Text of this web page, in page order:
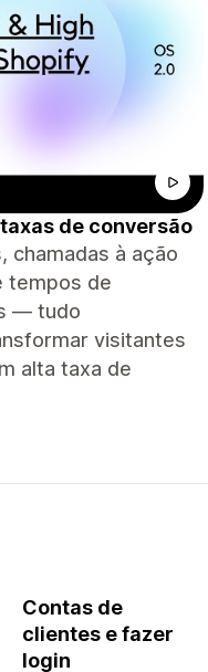
de conversão
chamadas à ação
tempos de
— tudo
visitantes
alta taxa de
Contas de
clientes e fazer
login